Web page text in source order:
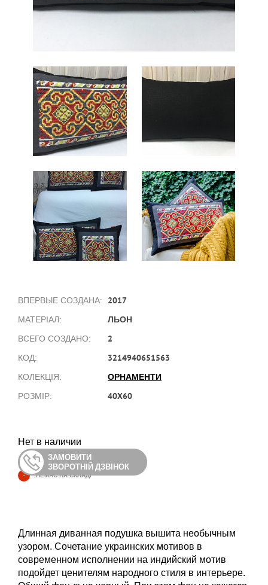
ВПЕРВЫЕ СОЗДАНА: 2017
МАТЕРІАЛ: ЛЬОН
ВСЕГО СОЗДАНО: 2
КОД: 3214940651563
КОЛЕКЦІЯ: ОРНАМЕНТИ
РОЗМІР: 40X60
Нет в наличии
ЗАМОВИТИ
ЗВОРОТНІЙ ДЗВІНОК
- НЕМАЄ НА СКЛАДІ
Длинная диванная подушка вышита необычным
узором. Сочетание украинских мотивов в
современном исполнении на индийский мотив
подойдет ценителям народного стиля в интерьере.